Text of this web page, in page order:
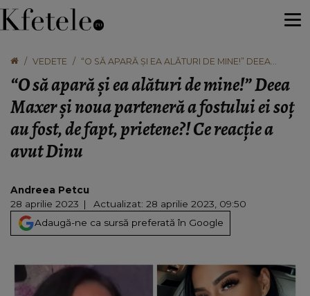
VEDETE
“O SĂ APARĂ ȘI EA ALĂTURI DE MINE!” DEEA
AU FOST, DE FAPT, PRIETENE?! CE REACȚIE A
AVUT DINU
“O să apară și ea alături de mine!” Deea
Maxer și noua parteneră a fostului ei soț
au fost, de fapt, prietene?! Ce reacție a
avut Dinu
Andreea Petcu
28 aprilie 2023
Actualizat: 28 aprilie 2023, 09:50
Adaugă-ne ca sursă preferată în Google